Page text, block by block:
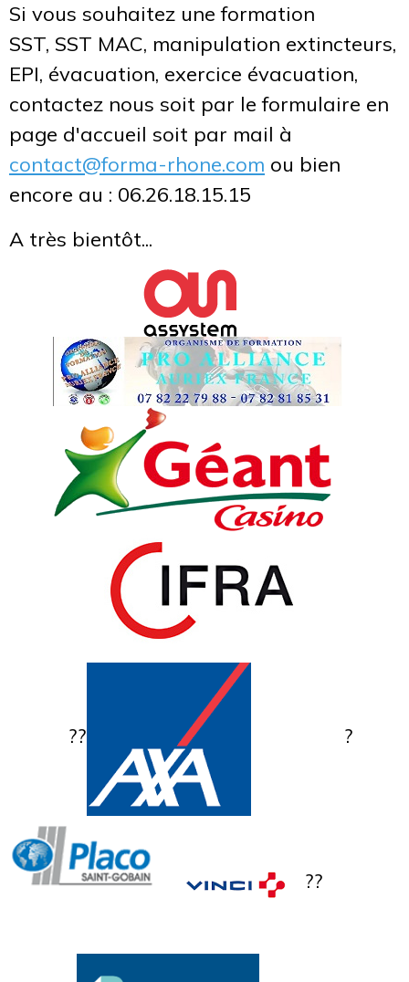
Si vous souhaitez une formation
SST, SST MAC, manipulation extincteurs,
EPI, évacuation, exercice évacuation,
contactez nous soit par le formulaire en
page d'accueil soit par mail à
contact@forma-rhone.com ou bien
encore au : 06.26.18.15.15
A très bientôt...
?? ?
??